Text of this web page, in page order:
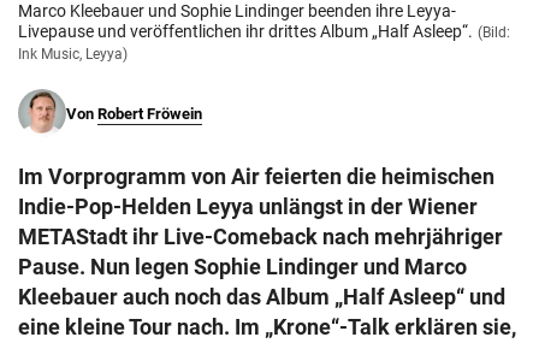
Marco Kleebauer und Sophie Lindinger beenden ihre Leyya-
Livepause und veröffentlichen ihr drittes Album „Half Asleep“. (Bild:
Ink Music, Leyya)
Von Robert Fröwein
Im Vorprogramm von Air feierten die heimischen
Indie-Pop-Helden Leyya unlängst in der Wiener
METAStadt ihr Live-Comeback nach mehrjähriger
Pause. Nun legen Sophie Lindinger und Marco
Kleebauer auch noch das Album „Half Asleep“ und
eine kleine Tour nach. Im „Krone“-Talk erklären sie,